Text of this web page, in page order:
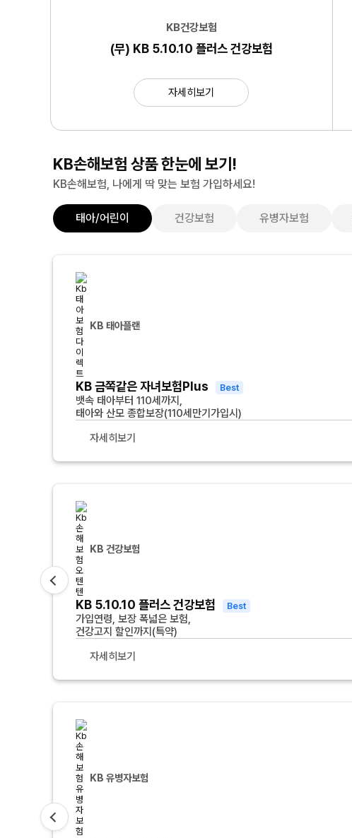
KB건강보험
(무) KB 5.10.10 플러스 건강보험
자세히보기
KB손해보험 상품 한눈에 보기!
KB손해보험, 나에게 딱 맞는 보험 가입하세요!
태아/어린이 건강보험 유병자보험
KB 태아플랜
KB 금쪽같은 자녀보험Plus Best
뱃속 태아부터 110세까지,
태아와 산모 종합보장(110세만기가입시)
자세히보기
KB 건강보험
KB 5.10.10 플러스 건강보험 Best
가입연령, 보장 폭넓은 보험,
건강고지 할인까지(특약)
자세히보기
KB 유병자보험